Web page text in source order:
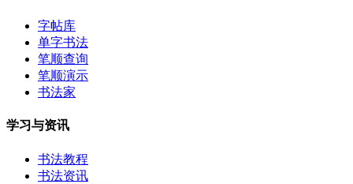
字帖库
单字书法
笔顺查询
笔顺演示
书法家
学习与资讯
书法教程
书法资讯